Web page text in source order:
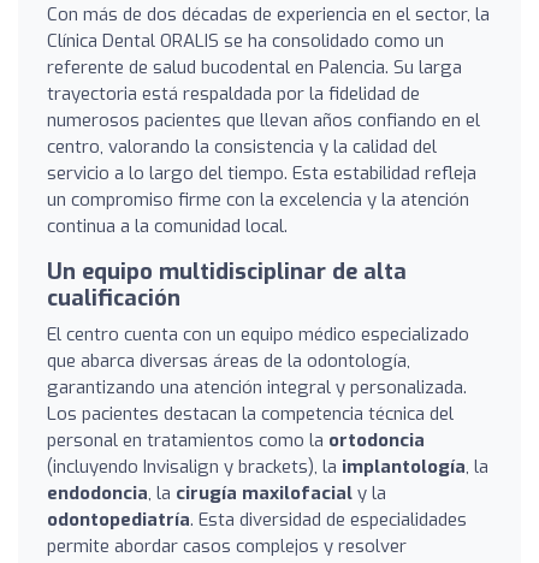
Con más de dos décadas de experiencia en el sector, la
Clínica Dental ORALIS se ha consolidado como un
referente de salud bucodental en Palencia. Su larga
trayectoria está respaldada por la fidelidad de
numerosos pacientes que llevan años confiando en el
centro, valorando la consistencia y la calidad del
servicio a lo largo del tiempo. Esta estabilidad refleja
un compromiso firme con la excelencia y la atención
continua a la comunidad local.
Un equipo multidisciplinar de alta
cualificación
El centro cuenta con un equipo médico especializado
que abarca diversas áreas de la odontología,
garantizando una atención integral y personalizada.
Los pacientes destacan la competencia técnica del
personal en tratamientos como la ortodoncia
(incluyendo Invisalign y brackets), la implantología, la
endodoncia, la cirugía maxilofacial y la
odontopediatría. Esta diversidad de especialidades
permite abordar casos complejos y resolver